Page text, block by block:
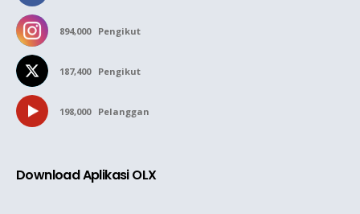
894,000 Pengikut
187,400 Pengikut
198,000 Pelanggan
Download Aplikasi OLX